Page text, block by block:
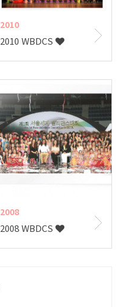
2010
2010 WBDCS
2008
2008 WBDCS